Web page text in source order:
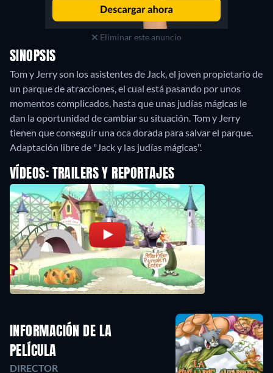
Eliminar este anuncio
SINOPSIS
Tom y Jerry son los asistentes de Jack, el joven propietario de
un parque de atracciones, el cual está pasando por unos
momentos complicados, hasta que unas judías mágicas le
dan la oportunidad de cambiar su situación. Tom y Jerry
tienen que conseguir una oca dorada para salvar el parque.
Adaptación libre de "Jack y las judías mágicas".
VÍDEOS: TRAILERS Y REPORTAJES
INFORMACIÓN DE LA
PELÍCULA
DIRECTOR